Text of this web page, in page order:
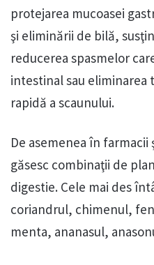
protejarea mucoasei
şi eliminării de bilă,
reducerea spasmelor
intestinal sau eliminarea
rapidă a scaunului.
De asemenea în
găsesc combinaţii de
digestie. Cele mai des
coriandrul, chimenul,
menta, ananasul,